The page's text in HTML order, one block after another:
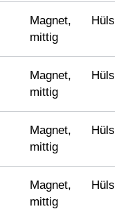
Magnet,
mittig
Hülse
Magnet,
mittig
Hülse
Magnet,
mittig
Hülse
Magnet,
mittig
Hülse